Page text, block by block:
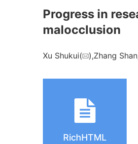
Progress in
malocclusion
Xu Shukui( ),Zhang
RichHTML